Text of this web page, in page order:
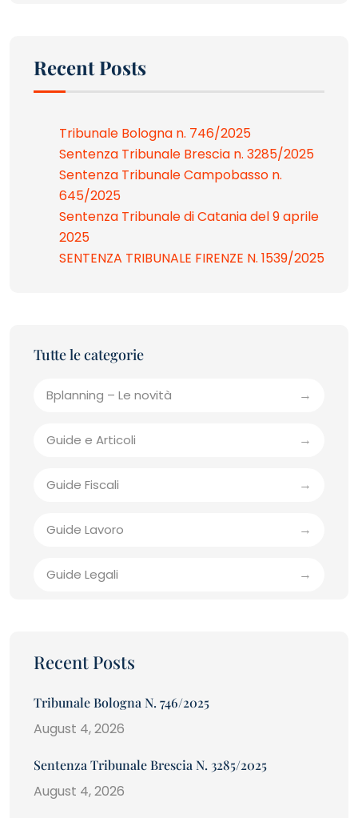
Recent Posts
Tribunale Bologna n. 746/2025
Sentenza Tribunale Brescia n. 3285/2025
Sentenza Tribunale Campobasso n.
645/2025
Sentenza Tribunale di Catania del 9 aprile
2025
SENTENZA TRIBUNALE FIRENZE N. 1539/2025
Bplanning – Le novità
Guide e Articoli
Guide Fiscali
Guide Lavoro
Guide Legali
Recent Posts
Tribunale Bologna N. 746/2025
August 4, 2026
Sentenza Tribunale Brescia N. 3285/2025
August 4, 2026